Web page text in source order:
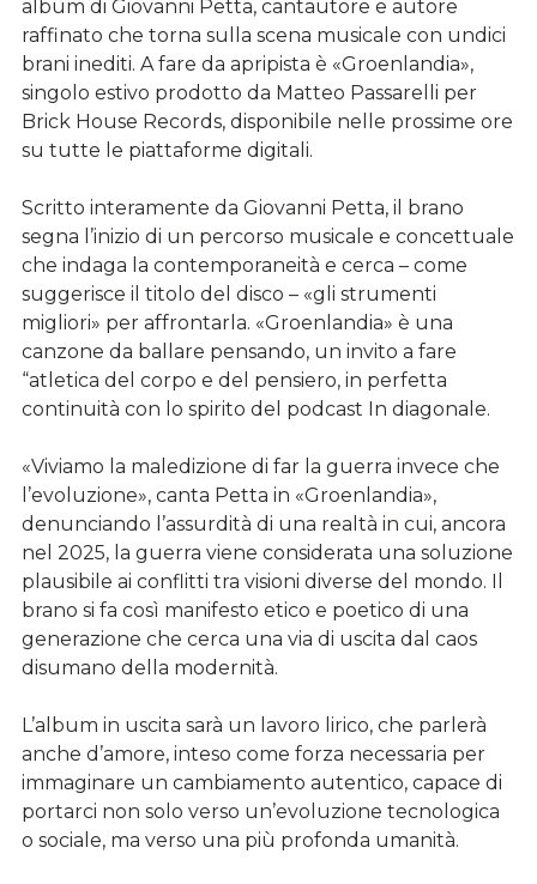
album di Giovanni Petta, cantautore e autore
raffinato che torna sulla scena musicale con undici
brani inediti. A fare da apripista è «Groenlandia»,
singolo estivo prodotto da Matteo Passarelli per
Brick House Records, disponibile nelle prossime ore
su tutte le piattaforme digitali.
Scritto interamente da Giovanni Petta, il brano
segna l’inizio di un percorso musicale e concettuale
che indaga la contemporaneità e cerca – come
suggerisce il titolo del disco – «gli strumenti
migliori» per affrontarla. «Groenlandia» è una
canzone da ballare pensando, un invito a fare
“atletica del corpo e del pensiero, in perfetta
continuità con lo spirito del podcast In diagonale.
«Viviamo la maledizione di far la guerra invece che
l’evoluzione», canta Petta in «Groenlandia»,
denunciando l’assurdità di una realtà in cui, ancora
nel 2025, la guerra viene considerata una soluzione
plausibile ai conflitti tra visioni diverse del mondo. Il
brano si fa così manifesto etico e poetico di una
generazione che cerca una via di uscita dal caos
disumano della modernità.
L’album in uscita sarà un lavoro lirico, che parlerà
anche d’amore, inteso come forza necessaria per
immaginare un cambiamento autentico, capace di
portarci non solo verso un’evoluzione tecnologica
o sociale, ma verso una più profonda umanità.